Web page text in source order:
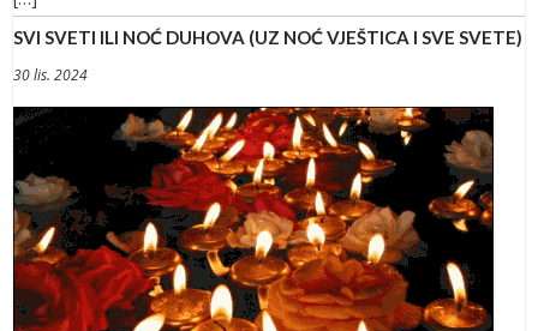
SVI SVETI ILI NOĆ DUHOVA (UZ NOĆ VJEŠTICA I SVE SVETE)
30 lis. 2024